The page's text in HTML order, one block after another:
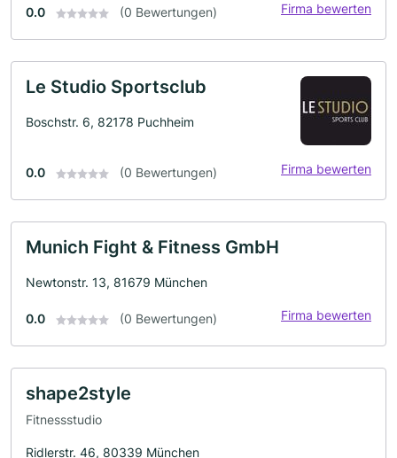
0.0 (0 Bewertungen) Firma bewerten
Le Studio Sportsclub
Boschstr. 6, 82178 Puchheim
0.0 (0 Bewertungen) Firma bewerten
Munich Fight & Fitness GmbH
Newtonstr. 13, 81679 München
0.0 (0 Bewertungen) Firma bewerten
shape2style
Fitnessstudio
Ridlerstr. 46, 80339 München